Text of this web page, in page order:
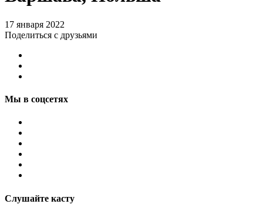
17 января 2022
Поделиться с друзьями
Мы в соцсетях
Слушайте касту